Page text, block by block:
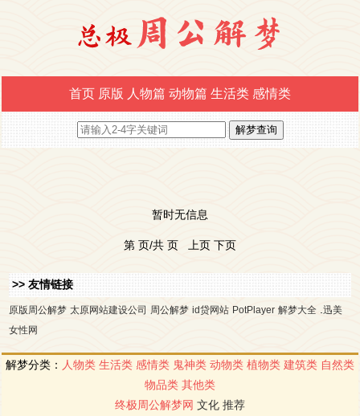
首页 原版 人物篇 动物篇 生活类 感情类
暂时无信息
第 页/共 页 上页 下页
>> 友情链接
原版周公解梦 太原网站建设公司 周公解梦 id贷网站 PotPlayer 解梦大全
迅美
女性网
解梦分类： 人物类 生活类 感情类 鬼神类 动物类 植物类 建筑类 自然类
物品类 其他类
终极周公解梦网 文化 推荐